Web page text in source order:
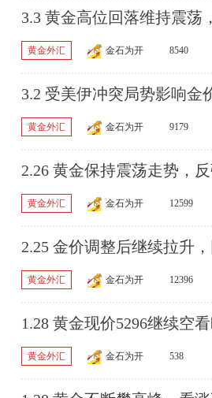
3.3 黄金高位回落维持震荡
黄金外汇 金石为开 8540
3.2 受美伊冲突局势影响金
黄金外汇 金石为开 9179
2.26 黄金保持震荡走势，
黄金外汇 金石为开 12599
2.25 金价调整后继续拉升
黄金外汇 金石为开 12396
1.28 黄金现价5296继续空
黄金外汇 金石为开 538